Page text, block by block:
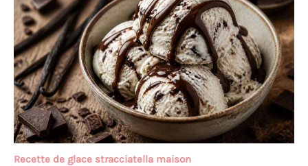
Recette de glace stracciatella maison